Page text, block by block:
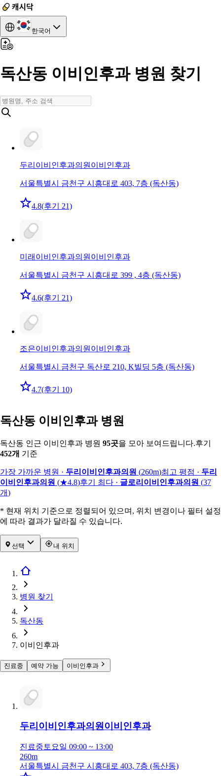
한국어
독산동 이비인후과 병원 찾기
두리이비인후과의원 이비인후과
서울특별시 금천구 시흥대로 403, 7층 (독산동)
4.8(후기 21)
미래이비인후과의원 이비인후과
서울특별시 금천구 시흥대로 399 , 4층 (독산동)
4.6(후기 21)
조은이비인후과의원 이비인후과
서울특별시 금천구 독산로 210, K빌딩 5층 (독산동)
4.7(후기 10)
독산동 이비인후과 병원
독산동 인근 이비인후과 병원 95곳을 모아 보여드립니다.후기
452개 기준
가장 가까운 병원 · 두리이비인후과의원 (260m)최고 평점 · 두리
이비인후과의원 (★4.8)후기 최다 · 글로리이비인후과의원 (37
개)
* 현재 위치 기준으로 정렬되어 있으며, 위치 변경이나 필터 설정
에 따라 결과가 달라질 수 있습니다.
선택 내 위치
병원 찾기
독산동
이비인후과
진료중 예약 가능 이비인후과
두리이비인후과의원이비인후과
진료중 토요일 09:00 ~ 13:00
260m
서울특별시 금천구 시흥대로 403, 7층 (독산동)